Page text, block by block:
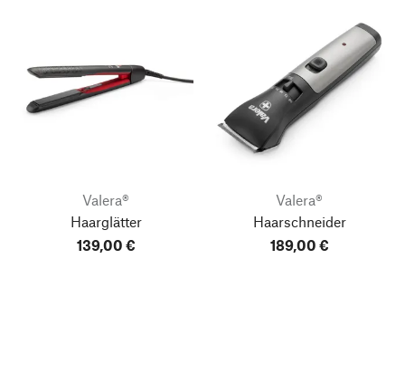
Valera®
Haarglätter
139,00 €
Valera®
Haarschneider
189,00 €